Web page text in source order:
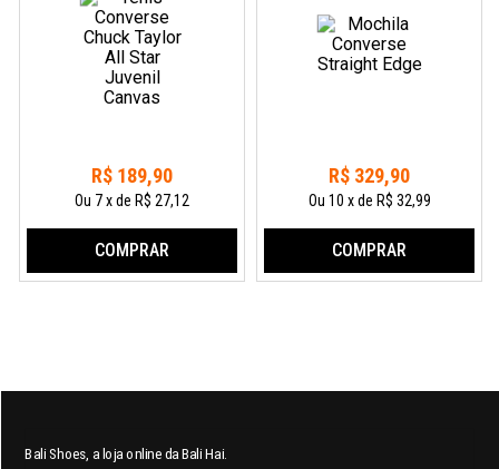
R$ 189,90
Ou 7 xde R$ 27,12
COMPRAR
R$ 329,90
Ou 10 xde R$ 32,99
COMPRAR
Bali Shoes, a loja online da Bali Hai.